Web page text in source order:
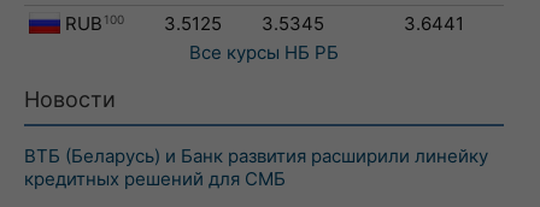
RUB 100 3.5125 3.5345
3.6441
Все курсы НБ РБ
Новости
ВТБ (Беларусь) и Банк развития расширили линейку
кредитных решений для СМБ